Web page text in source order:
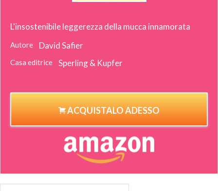
L'insostenibile leggerezza della mucca innamorata
Autore David Safier
Casa editrice Sperling & Kupfer
ACQUISTALO ADESSO